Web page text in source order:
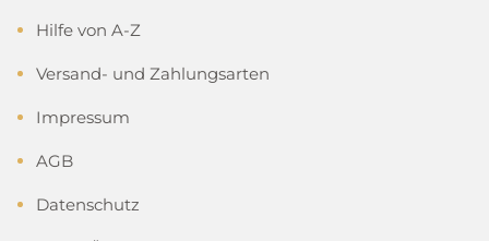
Hilfe von A-Z
Versand- und Zahlungsarten
Impressum
AGB
Datenschutz